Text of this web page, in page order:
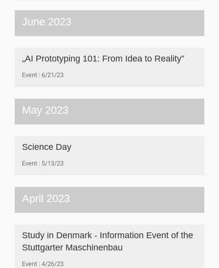
June 2023
„AI Prototyping 101: From Idea to Reality”
Event 6/21/23
May 2023
Science Day
Event 5/13/23
April 2023
Study in Denmark - Information Event of the
Stuttgarter Maschinenbau
Event 4/26/23